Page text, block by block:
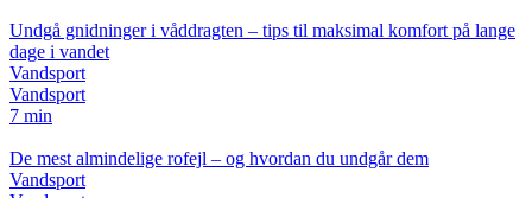
Undgå gnidninger i våddragten – tips til maksimal komfort på lange
dage i vandet
Vandsport
Vandsport
7 min
De mest almindelige rofejl – og hvordan du undgår dem
Vandsport